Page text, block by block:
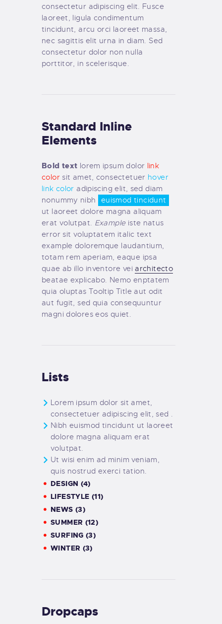
consectetur adipiscing elit. Fusce
laoreet, ligula condimentum
tincidunt, arcu orci laoreet massa,
nec sagittis elit urna in diam. Sed
consectetur dolor non nulla
porttitor, in scelerisque.
Standard Inline
Elements
Bold text lorem ipsum dolor link
colorsit amet, consectetuer hover
link coloradipiscing elit, sed diam
nonummy nibh
euismod tincidunt
ut laoreet dolore magna aliquam
erat volutpat. Exampleiste natus
error sit voluptatem italic text
example doloremque laudantium,
totam rem aperiam, eaque ipsa
quae ab illo inventore veiarchitecto
beatae explicabo. Nemo enptatem
quia oluptas Tooltip Title aut odit
aut fugit, sed quia consequuntur
magni dolores eos quiet.
Lists
Lorem ipsum dolor sit amet,
consectetuer adipiscing elit, sed .
Nibh euismod tincidunt ut laoreet
dolore magna aliquam erat
volutpat.
Ut wisi enim ad minim veniam,
quis nostrud exerci tation.
DESIGN (4)
LIFESTYLE (11)
NEWS (3)
SUMMER (12)
SURFING (3)
WINTER (3)
Dropcaps